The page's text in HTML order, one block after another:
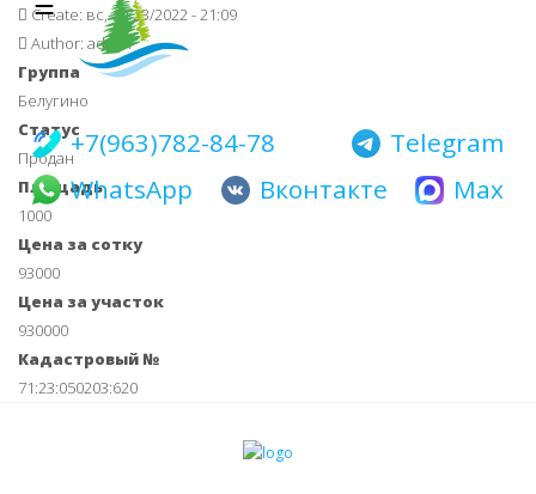
Перейти
основному
содержанию
+7(963)782-84-78
Telegram
WhatsApp
Вконтакте Max
Create: вс, 10/23/2022 - 21:09
Author: admin
Группа
Белугино
Статус
Продан
Площадь
1000
Цена за сотку
93000
Цена за участок
930000
Кадастровый №
71:23:050203:620